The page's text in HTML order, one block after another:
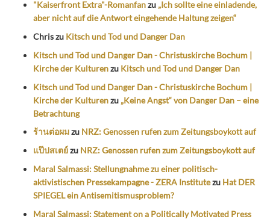
"Kaiserfront Extra"-Romanfanzu „Ich sollte eine einladende,
aber nicht auf die Antwort eingehende Haltung zeigen“
Chriszu Kitsch und Tod und Danger Dan
Kitsch und Tod und Danger Dan - Christuskirche Bochum |
Kirche der Kulturenzu Kitsch und Tod und Danger Dan
Kitsch und Tod und Danger Dan - Christuskirche Bochum |
Kirche der Kulturenzu „Keine Angst“ von Danger Dan – eine
Betrachtung
ร้านต่อผมzu NRZ: Genossen rufen zum Zeitungsboykott auf
แป๊ปสเตย์zu NRZ: Genossen rufen zum Zeitungsboykott auf
Maral Salmassi: Stellungnahme zu einer politisch-
aktivistischen Pressekampagne - ZERA Institutezu Hat DER
SPIEGEL ein Antisemitismusproblem?
Maral Salmassi: Statement on a Politically Motivated Press